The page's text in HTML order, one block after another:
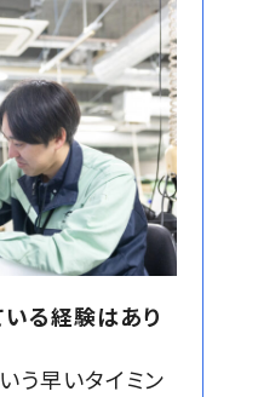
る経験はあり
う早いタイミン